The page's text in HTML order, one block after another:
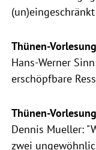
Thünen-
Hans-Werner
erschöpfbare
Thünen-
Dennis Mueller:
zwei